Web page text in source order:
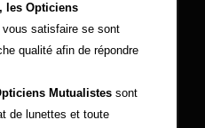
les Opticiens
satisfaire se sont
qualité afin de répondre
Mutualistes sont
de lunettes et toute